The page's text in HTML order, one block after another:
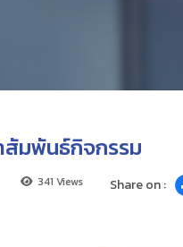
สัมพันธ์กิจกรรม
341 Views Share on :